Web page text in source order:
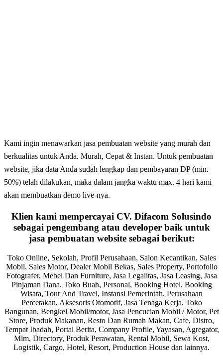
Kami ingin menawarkan jasa pembuatan website yang murah dan
berkualitas untuk Anda. Murah, Cepat & Instan. Untuk pembuatan
website, jika data Anda sudah lengkap dan pembayaran DP (min.
50%) telah dilakukan, maka dalam jangka waktu max. 4 hari kami
akan membuatkan demo live-nya.
Klien kami mempercayai CV. Difacom Solusindo
sebagai pengembang atau developer baik untuk
jasa pembuatan website sebagai berikut:
Toko Online, Sekolah, Profil Perusahaan, Salon Kecantikan, Sales
Mobil, Sales Motor, Dealer Mobil Bekas, Sales Property, Portofolio
Fotografer, Mebel Dan Furniture, Jasa Legalitas, Jasa Leasing, Jasa
Pinjaman Dana, Toko Buah, Personal, Booking Hotel, Booking
Wisata, Tour And Travel, Instansi Pemerintah, Perusahaan
Percetakan, Aksesoris Otomotif, Jasa Tenaga Kerja, Toko
Bangunan, Bengkel Mobil/motor, Jasa Pencucian Mobil / Motor, Pet
Store, Produk Makanan, Resto Dan Rumah Makan, Cafe, Distro,
Tempat Ibadah, Portal Berita, Company Profile, Yayasan, Agregator,
Mlm, Directory, Produk Perawatan, Rental Mobil, Sewa Kost,
Logistik, Cargo, Hotel, Resort, Production House dan lainnya.